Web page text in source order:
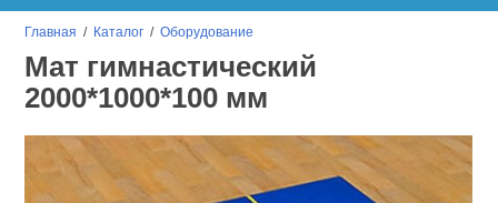
Главная / Каталог /Оборудование
Мат гимнастический
2000*1000*100 мм